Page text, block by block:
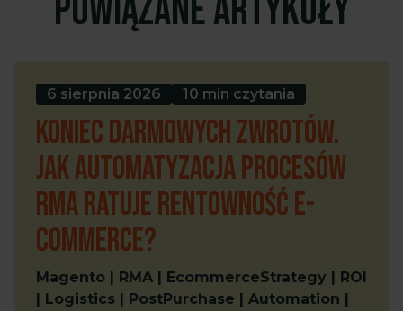
Powiązane artykuły
6 sierpnia 2026 10 min czytania
Koniec darmowych zwrotów.
Jak automatyzacja procesów
RMA ratuje rentowność e-
commerce?
Magento | RMA | EcommerceStrategy | ROI
| Logistics | PostPurchase | Automation |